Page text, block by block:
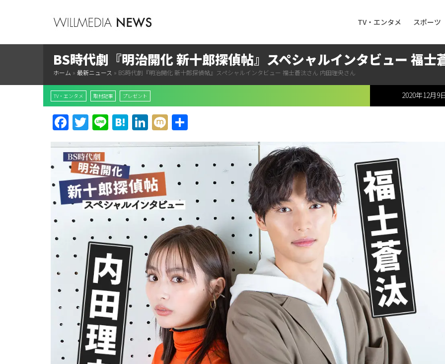
TV・エンタメ スポーツ
BS時代劇『明治開化 新十郎探偵帖』スペシャルインタビュー 福士
ホーム » 最新ニュース » BS時代劇『明治開化 新十郎探偵帖』スペシャルインタビュー 福士蒼汰さん 内田理央さん
TV・エンタメ 取材記事 プレゼント 2020年12月9
Facebook
Twitter
LineHatena
LinkedIn
Mixi
有